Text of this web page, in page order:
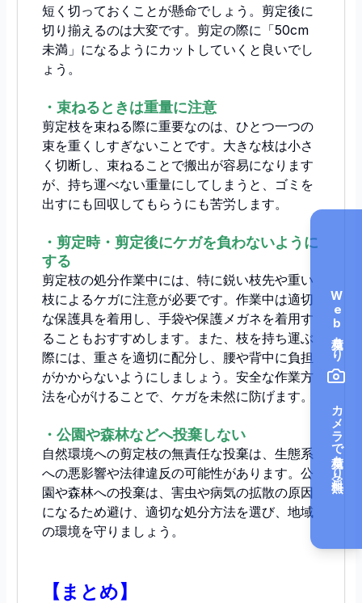
短く切っておくことが懸命でしょう。剪定後に
切り揃えるのは大変です。剪定の際に「50cm
未満」になるようにカットしていくと良いでし
ょう。
・束ねるときは重量に注意
剪定枝を束ねる際に重要なのは、ひとつ一つの
束を重くしすぎないことです。大きな枝は小さ
く切断し、束ねることで搬出が容易になります
が、持ち運べない重量にしてしまうと、ゴミを
出すにも回収してもらうにも苦労します。
・剪定時・剪定後にケガを負わないように
する
剪定枝の処分作業中には、特に鋭い枝先や重い
枝によるケガに注意が必要です。作業中は適切
な保護具を着用し、手袋や保護メガネを着用す
ることもおすすめします。また、枝を持ち運ぶ
際には、重さを適切に配分し、腰や背中に負担
がかからないようにしましょう。安全な作業方
法を心がけることで、ケガを未然に防げます。
・公園や森林などへ投棄しない
自然環境への剪定枝の無責任な投棄は、生態系
への悪影響や法律違反の可能性があります。公
園や森林への投棄は、害虫や病気の拡散の原因
になるため避け、適切な処分方法を選び、地域
の環境を守りましょう。
【まとめ】
Web見積もり
カメラで見積もり（無料）